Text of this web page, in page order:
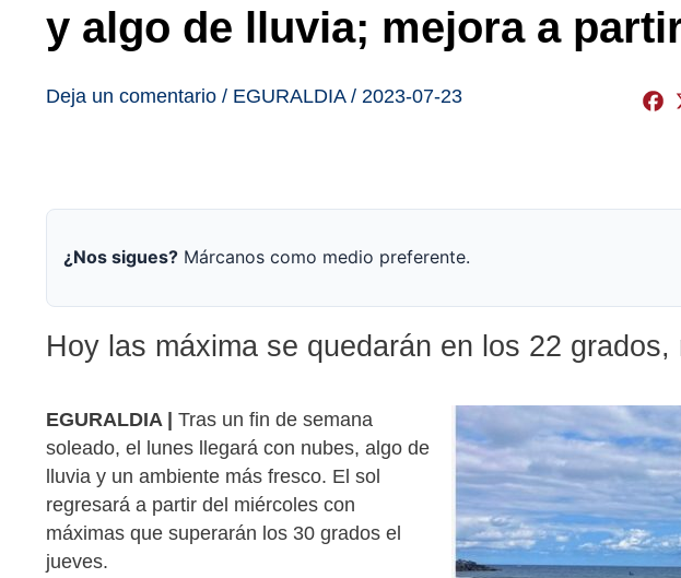
y algo de lluvia; mejora a
Deja un comentario / EGURALDIA/ 2023-07-23
¿Nos sigues? Márcanos como medio preferente.
Hoy las máxima se quedarán en los 22
EGURALDIA | Tras un fin de semana
soleado, el lunes llegará con nubes, algo de
lluvia y un ambiente más fresco. El sol
regresará a partir del miércoles con
máximas que superarán los 30 grados el
jueves.